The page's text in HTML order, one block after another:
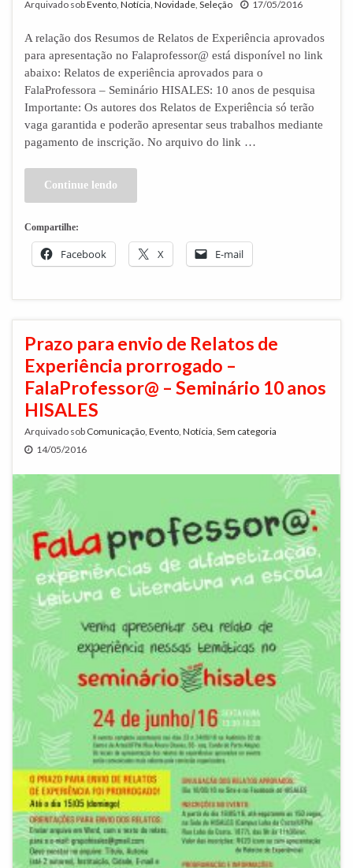
Arquivado sobEvento Notícia Novidade Seleção 17/05/2016
A relação dos Resumos de Relatos de Experiência aprovados
para apresentação no Falaprofessor@ está disponível no link
abaixo: Relatos de experiência aprovados para o
FalaProfessora – Seminário HISALES: 10 anos de pesquisa
Importante: Os autores dos Relatos de Experiência só terão
vaga garantida e poderão apresentar seus trabalhos mediante
pagamento de inscrição. No arquivo do link …
Continue lendo
Compartilhe:
Facebook X E-mail
Prazo para envio de Relatos de
Experiência prorrogado –
FalaProfessor@ – Seminário 10 anos
HISALES
Arquivado sob Comunicação Evento Notícia Sem categoria
14/05/2016